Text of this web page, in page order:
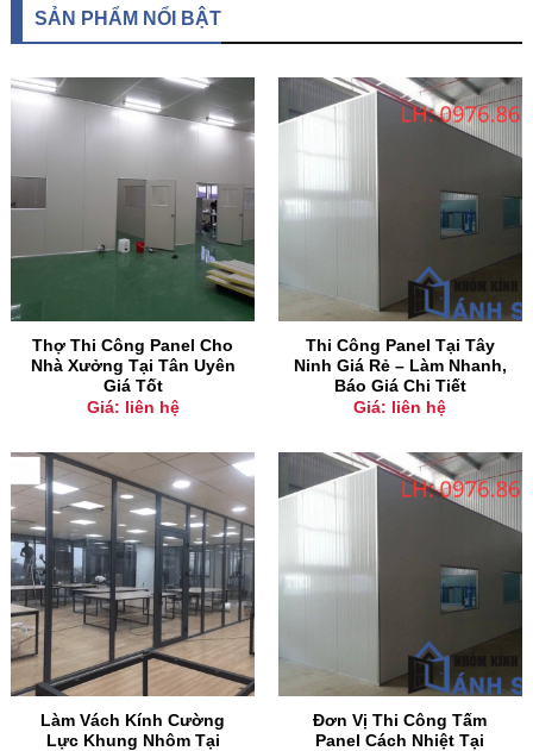
SẢN PHẨM NỔI BẬT
Thợ Thi Công Panel Cho
Nhà Xưởng Tại Tân Uyên
Giá Tốt
Giá: liên hệ
Thi Công Panel Tại Tây
Ninh Giá Rẻ – Làm Nhanh,
Báo Giá Chi Tiết
Giá: liên hệ
Làm Vách Kính Cường
Lực Khung Nhôm Tại
Đơn Vị Thi Công Tấm
Panel Cách Nhiệt Tại